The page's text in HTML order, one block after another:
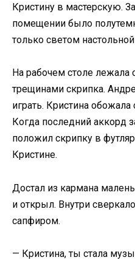
Кристину в мастерскую.
помещении было
только светом
На рабочем столе лежала
трещинами скрипка.
играть. Кристина обожала
Когда последний аккорд
положил скрипку в
Кристине.
Достал из кармана
и открыл. Внутри
сапфиром.
— Кристина, ты стала